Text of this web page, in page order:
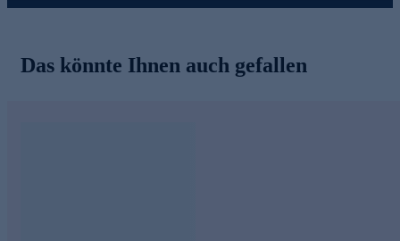
Das könnte Ihnen auch gefallen